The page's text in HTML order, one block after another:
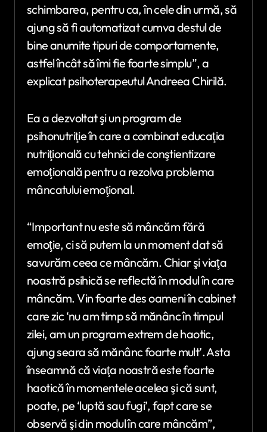
schimbarea, pentru ca, în cele din urmă, să
ajung să fi automatizat cumva destul de
bine anumite tipuri de comportamente,
astfel încât să îmi fie foarte simplu”, a
explicat psihoterapeutul Andreea Chirilă.
Ea a dezvoltat şi un program de
psihonutriţie în care a combinat educaţia
nutriţională cu tehnici de conştientizare
emoţională pentru a rezolva problema
mâncatului emoţional.
“Important nu este să mâncăm fără
emoţie, ci să putem la un moment dat să
savurăm ceea ce mâncăm. Chiar şi viaţa
noastră psihică se reflectă în modul în care
mâncăm. Vin foarte des oameni în cabinet
care zic ‘nu am timp să mănânc în timpul
zilei, am un program extrem de haotic,
ajung seara să mănânc foarte mult’. Asta
înseamnă că viaţa noastră este foarte
haotică în momentele acelea şi că sunt,
poate, pe ‘luptă sau fugi’, fapt care se
observă şi din modul în care mâncăm”,